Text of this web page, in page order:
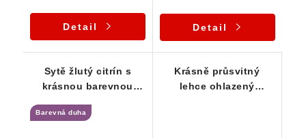
Detail Detail
Sytě žlutý citrín s
krásnou barevnou
Barevná duha
Krásně průsvitný
lehce ohlazený